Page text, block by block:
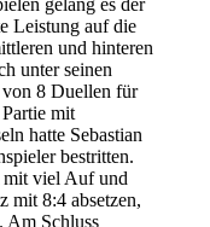
Leistung auf die
und hinteren
unter seinen
8 Duellen für
mit
hatte Sebastian
bestritten.
mit viel Auf und
mit 8:4 absetzen,
Am Schluss